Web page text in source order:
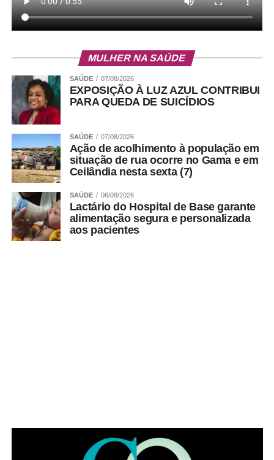
MULHER NA SAÚDE
SAÚDE 07/08/2026
EXPOSIÇÃO À LUZ AZUL CONTRIBUI
PARA QUEDA DE SUICÍDIOS
SAÚDE 07/08/2026
Ação de acolhimento à população em
situação de rua ocorre no Gama e em
Ceilândia nesta sexta (7)
SAÚDE 06/08/2026
Lactário do Hospital de Base garante
alimentação segura e personalizada
aos pacientes